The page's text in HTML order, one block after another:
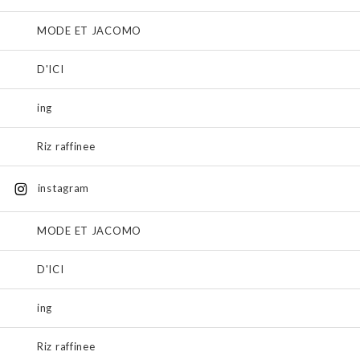
MODE ET JACOMO
D'ICI
ing
Riz raffinee
instagram
MODE ET JACOMO
D'ICI
ing
Riz raffinee